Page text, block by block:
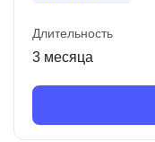
Длительность
3 месяца